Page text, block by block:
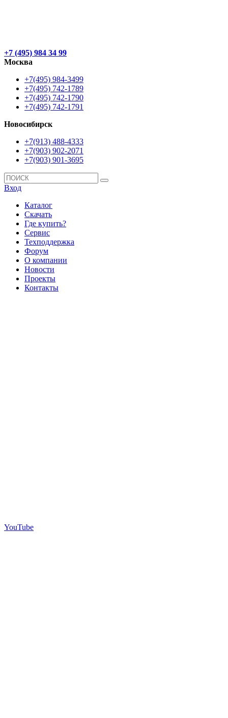
+7 (495) 984 34 99
Москва
+7(495) 984-3499
+7(495) 742-1789
+7(495) 742-1790
+7(495) 742-1791
Новосибирск
+7(913) 488-4333
+7(903) 902-2071
+7(903) 901-3695
Вход
Каталог
Скачать
Где купить?
Сервис
Техподдержка
Форум
О компании
Новости
Проекты
Контакты
YouTube